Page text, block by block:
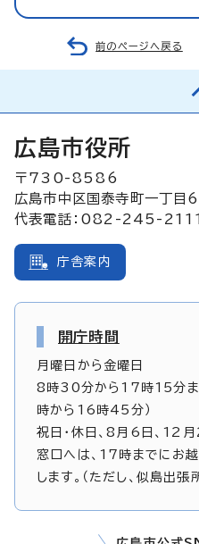
前のページへ戻る
広島市役所
〒730-8586
広島市中区国泰寺町一丁目
代表電話：082-245-
庁舎案内
開庁時間
月曜日から金曜日
8時30分から17時15分ま
時から16時45分）
祝日・休日、8月6日、12
窓口へは、17時までにお
します。（ただし、似島出